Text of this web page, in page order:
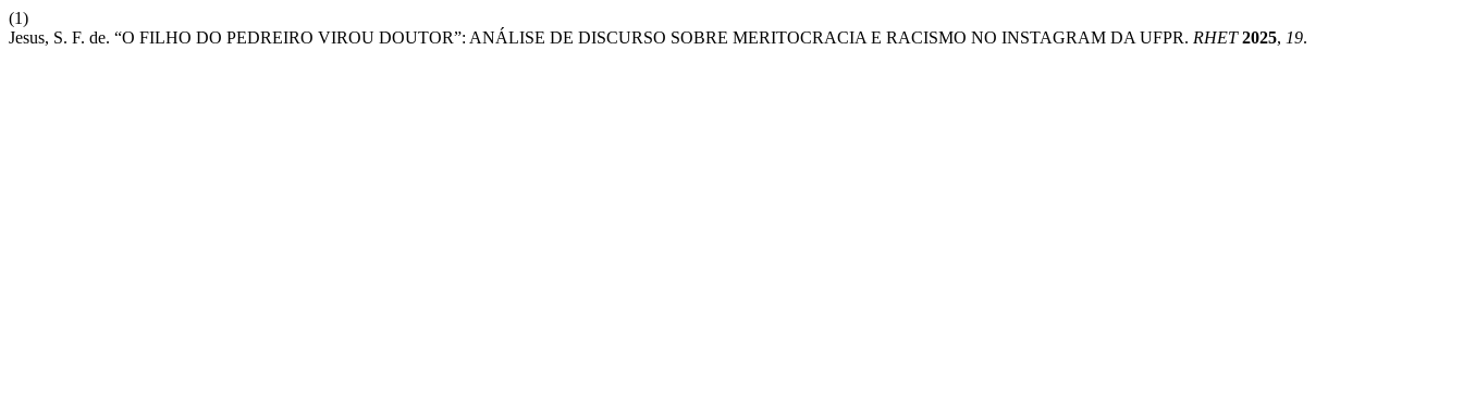
(1)
Jesus, S. F. de. “O FILHO DO PEDREIRO VIROU DOUTOR”: ANÁLISE DE DISCURSO SOBRE MERITOCRACIA E RACISMO NO INSTAGRAM DA UFPR. RHET 2025, 19.